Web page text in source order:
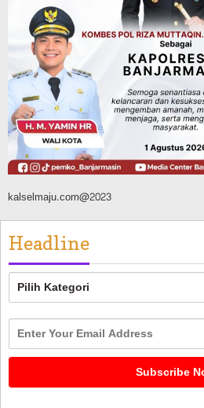
Bangunan TPA Darul
Direnovasi, Dua
Pernah Direhabilitasi
Agustus 10, 2026
kalselmaju.com@2023
Headline
Headline